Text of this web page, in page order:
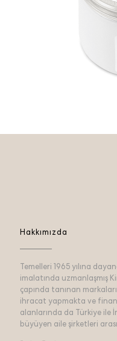
Hakkımızda
Temelleri 1965 yılına
imalatında uzmanlaşmış
çapında tanınan
ihracat yapmakta ve
alanlarında da Türkiye ile
büyüyen aile şirketleri